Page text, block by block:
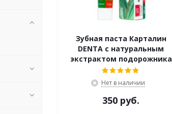
Зубная паста Карталин
DENTA с натуральным
экстрактом подорожника
Нет в наличии
350 руб.